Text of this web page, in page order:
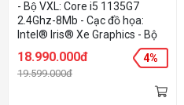
ON/ Win10)
- Bộ VXL: Core i5 1135G7
2.4Ghz-8Mb - Cạc đồ họa:
Intel® Iris® Xe Graphics - Bộ
nhớ: 8Gb - Ổ cứng: 512GB
PCIe® NVMe™ M.2 SSD - Màn
hình: 15.6Inch Full HD - Hệ điều
18.990.000đ
19.599.000đ
4%